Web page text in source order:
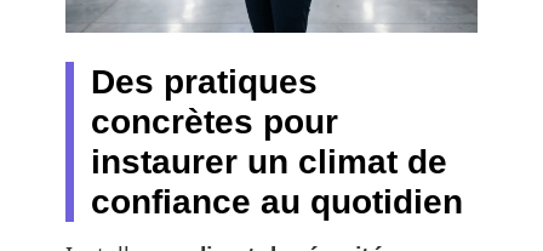
Des pratiques
concrètes pour
instaurer un climat de
confiance au quotidien